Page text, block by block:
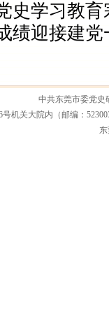
史学习教
绩迎接建
中共东莞市委党史
机关大院内（邮编：